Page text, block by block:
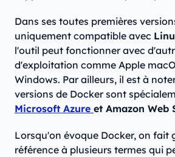
Dans ses toutes premières
uniquement compatible avec
l'outil peut fonctionner avec
d'exploitation comme Apple
Windows. Par ailleurs, il est à
versions de Docker sont
Microsoft Azure et Amazon Web
Lorsqu'on évoque Docker, on fait
référence à plusieurs termes qui